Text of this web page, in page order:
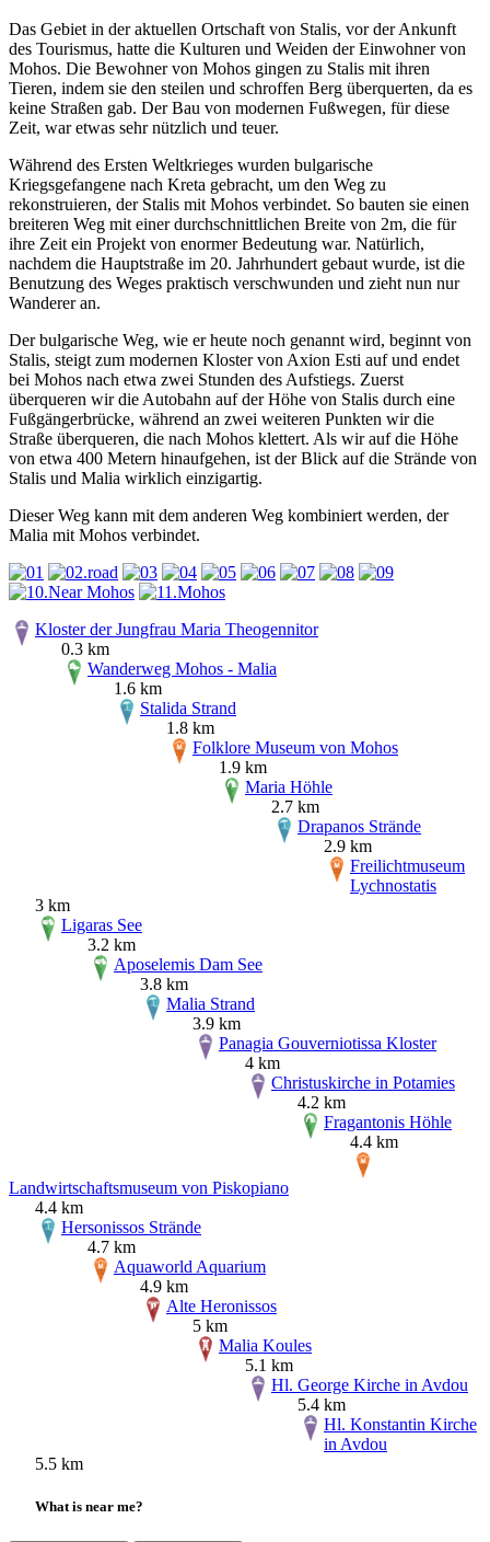
Das Gebiet in der aktuellen Ortschaft von Stalis, vor der Ankunft
des Tourismus, hatte die Kulturen und Weiden der Einwohner von
Mohos. Die Bewohner von Mohos gingen zu Stalis mit ihren
Tieren, indem sie den steilen und schroffen Berg überquerten, da es
keine Straßen gab. Der Bau von modernen Fußwegen, für diese
Zeit, war etwas sehr nützlich und teuer.
Während des Ersten Weltkrieges wurden bulgarische
Kriegsgefangene nach Kreta gebracht, um den Weg zu
rekonstruieren, der Stalis mit Mohos verbindet. So bauten sie einen
breiteren Weg mit einer durchschnittlichen Breite von 2m, die für
ihre Zeit ein Projekt von enormer Bedeutung war. Natürlich,
nachdem die Hauptstraße im 20. Jahrhundert gebaut wurde, ist die
Benutzung des Weges praktisch verschwunden und zieht nun nur
Wanderer an.
Der bulgarische Weg, wie er heute noch genannt wird, beginnt von
Stalis, steigt zum modernen Kloster von Axion Esti auf und endet
bei Mohos nach etwa zwei Stunden des Aufstiegs. Zuerst
überqueren wir die Autobahn auf der Höhe von Stalis durch eine
Fußgängerbrücke, während an zwei weiteren Punkten wir die
Straße überqueren, die nach Mohos klettert. Als wir auf die Höhe
von etwa 400 Metern hinaufgehen, ist der Blick auf die Strände von
Stalis und Malia wirklich einzigartig.
Dieser Weg kann mit dem anderen Weg kombiniert werden, der
Malia mit Mohos verbindet.
Kloster der Jungfrau Maria Theogennitor
0.3 km
Wanderweg Mohos - Malia
1.6 km
Stalida Strand
1.8 km
Folklore Museum von Mohos
1.9 km
Maria Höhle
2.7 km
Drapanos Strände
2.9 km
Freilichtmuseum
Lychnostatis
3 km
Ligaras See
3.2 km
Aposelemis Dam See
3.8 km
Malia Strand
3.9 km
Panagia Gouverniotissa Kloster
4 km
Christuskirche in Potamies
4.2 km
Fragantonis Höhle
4.4 km
Landwirtschaftsmuseum von Piskopiano
4.4 km
Hersonissos Strände
4.7 km
Aquaworld Aquarium
4.9 km
Alte Heronissos
5 km
Malia Koules
5.1 km
Hl. George Kirche in Avdou
5.4 km
Hl. Konstantin Kirche
in Avdou
5.5 km
What is near me?